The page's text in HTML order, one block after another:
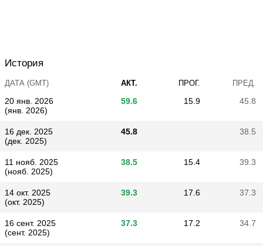
История
ДАТА (GMT) АКТ. ПРОГ. ПРЕД.
20 янв. 2026
(янв. 2026)
59.6 15.9 45.8
16 дек. 2025
(дек. 2025)
45.8 38.5
11 нояб. 2025
(нояб. 2025)
38.5 15.4 39.3
14 окт. 2025
(окт. 2025)
39.3 17.6 37.3
16 сент. 2025
(сент. 2025)
37.3 17.2 34.7